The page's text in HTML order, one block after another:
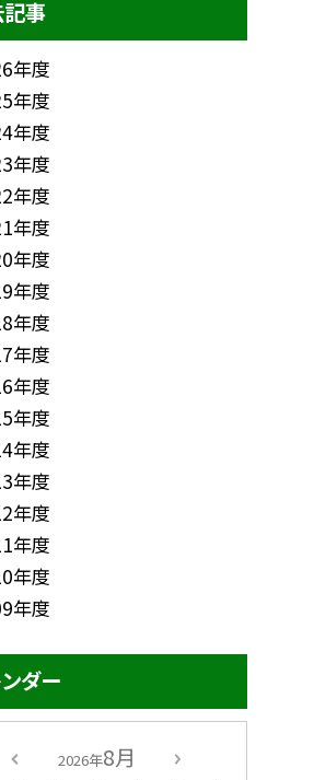
事
年度
年度
年度
年度
年度
年度
年度
年度
年度
年度
年度
年度
年度
年度
年度
年度
年度
年度
ダー
2026年8月